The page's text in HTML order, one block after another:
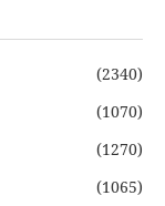
(2340)
(1070)
(1270)
(1065)